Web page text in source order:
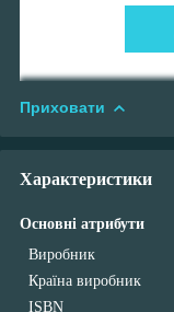
Приховати
Характеристики
Основні атрибути
Виробник
Країна виробник
ISBN